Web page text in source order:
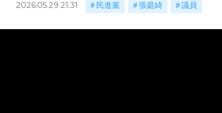
2026.05.29 21:31 民進黨 張庭綺 議員